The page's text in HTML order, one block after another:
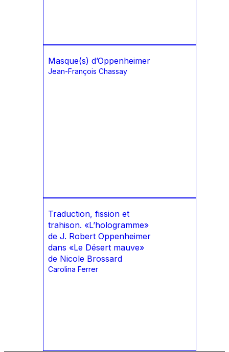
Masque(s) d’Oppenheimer
Jean-François Chassay
Traduction, fission et
trahison. «L’hologramme»
de J. Robert Oppenheimer
dans «Le Désert mauve»
de Nicole Brossard
Carolina Ferrer